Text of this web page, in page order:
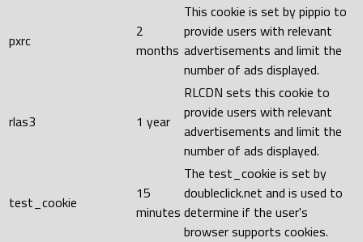
pxrc
2
months
This cookie is set by pippio to
provide users with relevant
advertisements and limit the
number of ads displayed.
rlas3 1 year
RLCDN sets this cookie to
provide users with relevant
advertisements and limit the
number of ads displayed.
test_cookie
15
minutes
The test_cookie is set by
doubleclick.net and is used to
determine if the user's
browser supports cookies.